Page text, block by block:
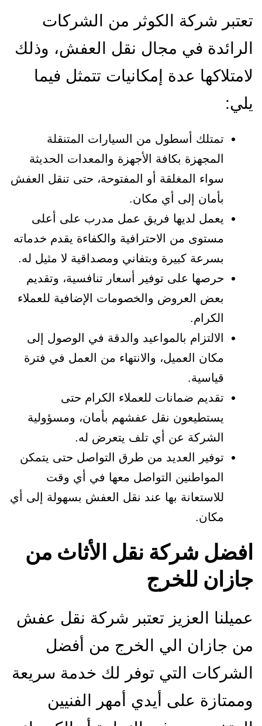
تعتبر شركة الكوثر من الشركات
الرائدة في مجال نقل العفش، وذلك
لامتلاكها عدة إمكانيات تتمثل فيما
يلي:
تمتلك أسطول من السيارات المتنقلة
المجهزة بكافة الأجهزة والمعدات الحديثة
سواء المغلقة أو المفتوحة، حتى تنقل العفش
بأمان إلى أي مكان.
يعمل لديها فريق عمل مدرب على أعلى
مستوى من الاحترافية والكفاءة يقدم خدماته
بسرعة كبيرة وبتفاني ومصداقية لا مثيل له.
حرصها على توفير أسعار تنافسية، وتقديم
بعض العروض والخصومات الإضافية للعملاء
الكرام.
الالتزام بالمواعيد والدقة في الوصول إلى
مكان العميل، والانتهاء من العمل في فترة
قياسية.
تقديم ضمانات للعملاء الكرام حتى
يستطيعون نقل عفشهم بأمان، ومسؤولية
الشركة عن أي تلف يتعرض له.
توفير العديد من طرق التواصل حتى يتمكن
المواطنين التواصل معها في أي وقت
للاستعانة بها عند نقل العفش بسهولة إلى أي
مكان.
افضل شركة نقل الأثاث من
جازان للخرج
عميلنا العزيز تعتبر شركة نقل عفش
من جازان الي الخرج من أفضل
الشركات التي توفر لك خدمة سريعة
وممتازة على أيدي أمهر الفنيين